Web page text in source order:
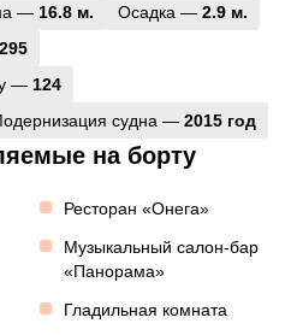
— 16.8 м. Осадка — 2.9 м.
295
— 124
судна — 2015 год
на борту
Ресторан «Онега»
Музыкальный салон-бар
«Панорама»
Гладильная комната